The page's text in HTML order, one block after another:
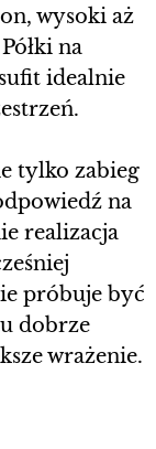
wysoki aż
na
idealnie
tylko zabieg
na
realizacja
próbuje być
dobrze
wrażenie.